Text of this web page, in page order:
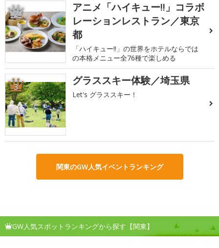
2
アニメ「ハイキュー!!」コラボ
レーションレストラン／東京
都
「ハイキュー!!」の世界をホテルならでは
の本格メニュー全76種で楽しめる
3 グラススキー体験／埼玉県
Let's グラススキー！
関東のGW人気イベントランキング
GW人気スポットランキングから探す【関東】